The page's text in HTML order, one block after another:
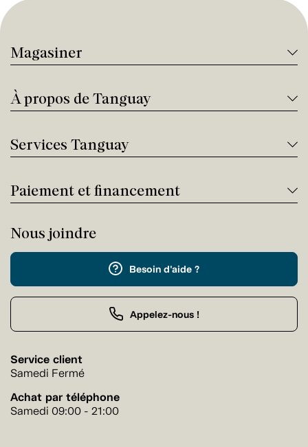
Magasiner
À propos de Tanguay
Services Tanguay
Paiement et financement
Nous joindre
Besoin d'aide ?
Appelez-nous !
Service client
Samedi Fermé
Achat par téléphone
Samedi 09:00 - 21:00